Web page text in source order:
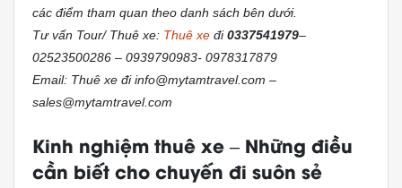
các điểm tham quan theo danh sách bên dưới.
Tư vấn Tour/ Thuê xe: Thuê xe đi0337541979–
02523500286 – 0939790983- 0978317879
Email: Thuê xe đi info@mytamtravel.com –
sales@mytamtravel.com
Kinh nghiệm thuê xe – Những điều
cần biết cho chuyến đi suôn sẻ